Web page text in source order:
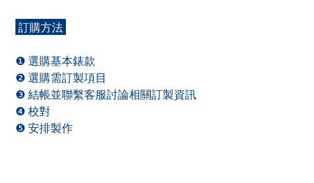
訂購方法
❶ 選購基本錶款
❷ 選購需訂製項目
❸ 結帳並聯繫客服討論相關訂製資訊
❹ 校對
❺ 安排製作